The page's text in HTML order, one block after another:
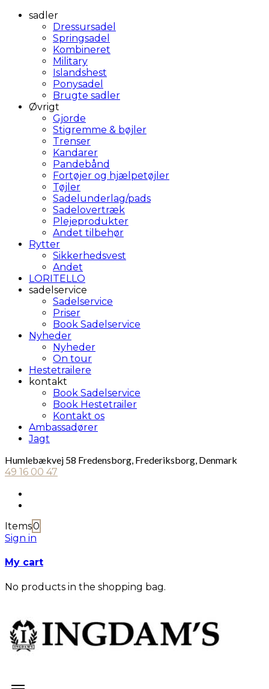
sadler
Dressursadel
Springsadel
Kombineret
Military
Islandshest
Ponysadel
Brugte sadler
Øvrigt
Gjorde
Stigremme & bøjler
Trenser
Kandarer
Pandebånd
Fortøjer og hjælpetøjler
Tøjler
Sadelunderlag/pads
Sadelovertræk
Plejeprodukter
Andet tilbehør
Rytter
Sikkerhedsvest
Andet
LORITELLO
sadelservice
Sadelservice
Priser
Book Sadelservice
Nyheder
Nyheder
On tour
Hestetrailere
kontakt
Book Sadelservice
Book Hestetrailer
Kontakt os
Ambassadører
Jagt
Humlebækvej 58 Fredensborg, Frederiksborg, Denmark
49 16 00 47
Items0
Sign in
My cart
No products in the shopping bag.